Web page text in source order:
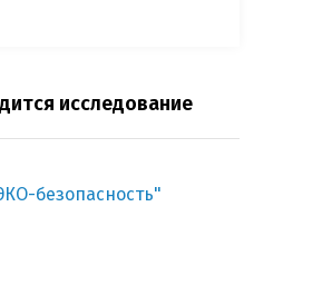
исследование
безопасность"